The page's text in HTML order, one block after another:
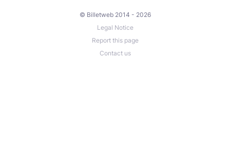
© Billetweb 2014 - 2026
Legal Notice
Report this page
Contact us